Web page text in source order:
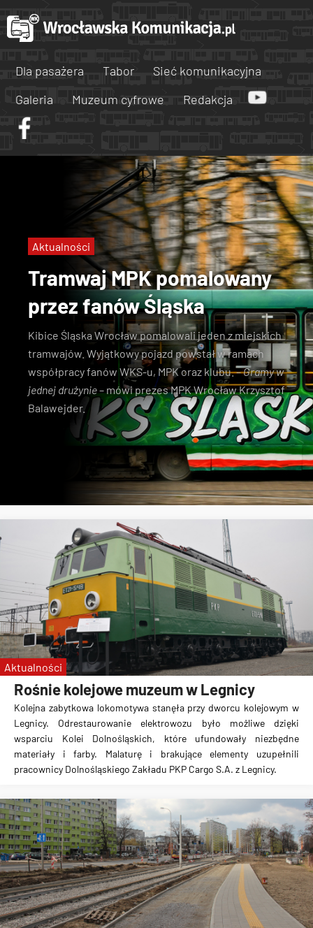
Dla pasażera Tabor
Sieć komunikacyjna
Galeria
Muzeum cyfrowe Redakcja
Tramwaj MPK pomalowany
przez fanów Śląska
Kibice Śląska Wrocław pomalowali jeden z miejskich
tramwajów. Wyjątkowy pojazd powstał w ramach
współpracy fanów WKS-u, MPK oraz klubu. –Gramy w
jednej drużynie– mówi prezes MPK Wrocław Krzysztof
Balawejder.
Aktualności
MPK Wrocław
tramwaje
Śląsk Wrocław
WKS
Rośnie kolejowe muzeum w Legnicy
Kolejna zabytkowa lokomotywa stanęła przy dworcu kolejowym w
Legnicy. Odrestaurowanie elektrowozu było możliwe dzięki
wsparciu Kolei Dolnośląskich, które ufundowały niezbędne
materiały i farby. Malaturę i brakujące elementy uzupełnili
pracownicy Dolnośląskiego Zakładu PKP Cargo S.A. z Legnicy.
Aktualności